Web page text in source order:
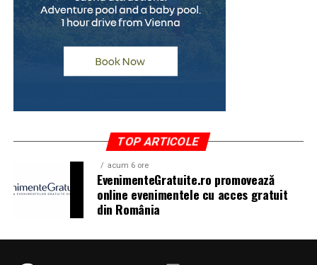
Timp alocat
deplasare la radiologie, programare specifică, așteptare.
Când este preferată HSG clasică față de HYCOSY?
HYCOSY este în general preferată când este disponibilă,
dar există situații în care HSG rămâne relevantă:
TOP ARTICOLE
acum 6 ore
EvenimenteGratuite.ro promovează
online evenimentele cu acces gratuit
din România